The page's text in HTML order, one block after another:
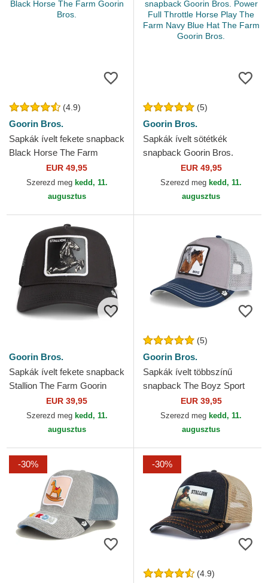
(4.9)
Goorin Bros.
Sapkák ívelt fekete snapback
Black Horse The Farm
Goorin Bros.EUR 49,95
Szerezd meg kedd, 11.
augusztus
(5)
Goorin Bros.
Sapkák ívelt sötétkék
snapback Goorin Bros.
Power Full Throttle Horse
Play The Farm Navy Blue
EUR 49,95
Szerezd meg kedd, 11.
augusztus
Goorin Bros.
Sapkák ívelt fekete snapback
Stallion The Farm Goorin
EUR 39,95
Szerezd meg kedd, 11.
augusztus
(5)
Goorin Bros.
Sapkák ívelt többszínű
snapback The Boyz Sport
The Farm Goorin Bros.
EUR 39,95
Szerezd meg kedd, 11.
augusztus
-30% -30%
(4.9)